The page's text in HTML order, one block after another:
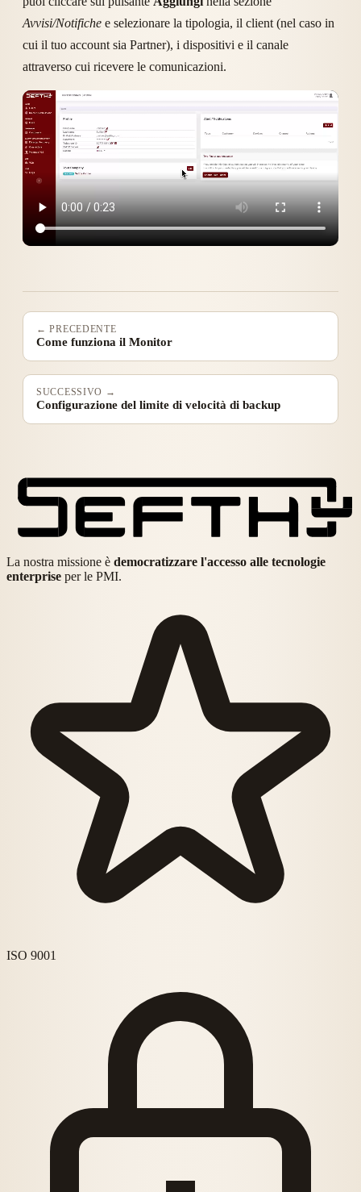
Avvisi/Notifiche e selezionare la tipologia, il client (nel caso in
cui il tuo account sia Partner), i dispositivi e il canale
attraverso cui ricevere le comunicazioni.
← PRECEDENTE
Come funziona il Monitor
SUCCESSIVO →
Configurazione del limite di velocità di backup
La nostra missione è democratizzare l'accesso alle tecnologie
enterprise per le PMI.
ISO 9001